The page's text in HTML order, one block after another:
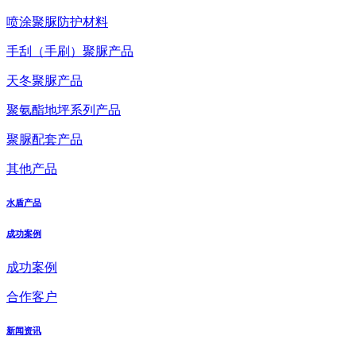
喷涂聚脲防护材料
手刮（手刷）聚脲产品
天冬聚脲产品
聚氨酯地坪系列产品
聚脲配套产品
其他产品
水盾产品
成功案例
成功案例
合作客户
新闻资讯